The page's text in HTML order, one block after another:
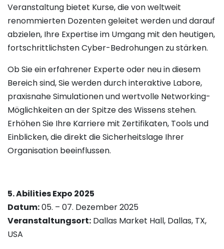
Veranstaltung bietet Kurse, die von weltweit
renommierten Dozenten geleitet werden und darauf
abzielen, Ihre Expertise im Umgang mit den heutigen,
fortschrittlichsten Cyber-Bedrohungen zu stärken.
Ob Sie ein erfahrener Experte oder neu in diesem
Bereich sind, Sie werden durch interaktive Labore,
praxisnahe Simulationen und wertvolle Networking-
Möglichkeiten an der Spitze des Wissens stehen.
Erhöhen Sie Ihre Karriere mit Zertifikaten, Tools und
Einblicken, die direkt die Sicherheitslage Ihrer
Organisation beeinflussen.
5. Abilities Expo 2025
Datum:05. – 07. Dezember 2025
Veranstaltungsort: Dallas Market Hall, Dallas, TX,
USA